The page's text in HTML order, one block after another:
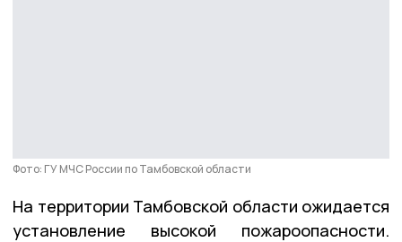
Фото: ГУ МЧС России по Тамбовской области
На территории Тамбовской области ожидается
установление высокой пожароопасности.